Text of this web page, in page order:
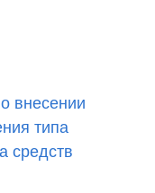
внесении
типа
средств